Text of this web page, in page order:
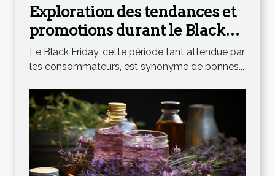
Exploration des tendances et
promotions durant le Black
Friday
Le Black Friday, cette période tant attendue par
les consommateurs, est synonyme de bonnes...